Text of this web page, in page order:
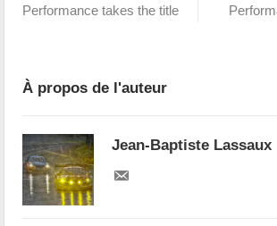
Performance takes the title
À propos de l'auteur
Jean-Baptiste Lassaux